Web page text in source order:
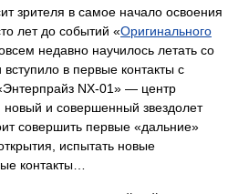
зрителя в самое начало освоения
лет до событий «Оригинального
недавно научилось летать со
в первые контакты с
NX-01» — центр
и совершенный звездолет
совершить первые «дальние»
испытать новые
контакты…